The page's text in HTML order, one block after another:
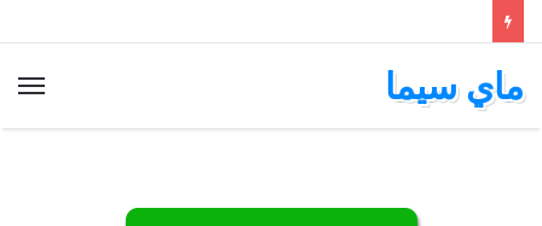
ماي سيما